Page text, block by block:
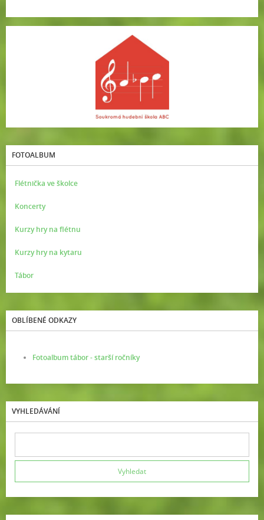
FOTOALBUM
Flétnička ve školce
Koncerty
Kurzy hry na flétnu
Kurzy hry na kytaru
Tábor
OBLÍBENÉ ODKAZY
Fotoalbum tábor - starší ročníky
VYHLEDÁVÁNÍ